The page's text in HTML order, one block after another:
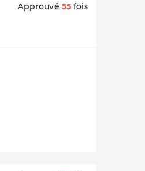
Approuvé 55 fois